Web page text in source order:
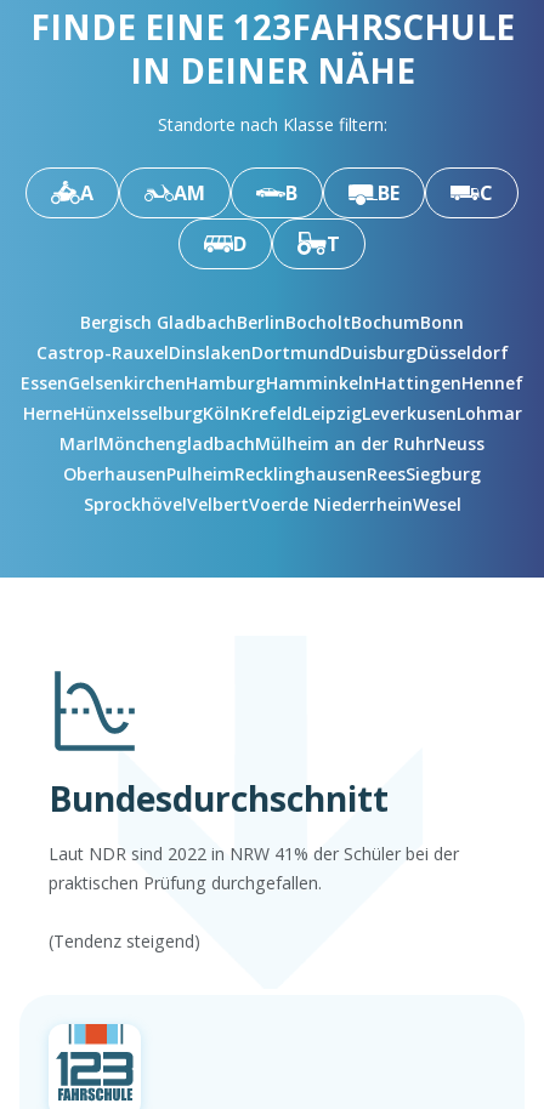
FINDE EINE 123FAHRSCHULE
IN DEINER NÄHE
Standorte nach Klasse filtern:
A AM B BE
C
D
T
Bergisch GladbachBerlinBocholtBochumBonn
Castrop-RauxelDinslakenDortmundDuisburgDüsseldorf
EssenGelsenkirchenHamburgHamminkelnHattingenHennef
HerneHünxeIsselburgKölnKrefeldLeipzigLeverkusenLohmar
MarlMönchengladbachMülheim an der RuhrNeuss
OberhausenPulheimRecklinghausenReesSiegburg
SprockhövelVelbertVoerde NiederrheinWesel
Bundesdurchschnitt
Laut NDR sind 2022 in NRW 41% der Schüler bei der
praktischen Prüfung durchgefallen.
(Tendenz steigend)